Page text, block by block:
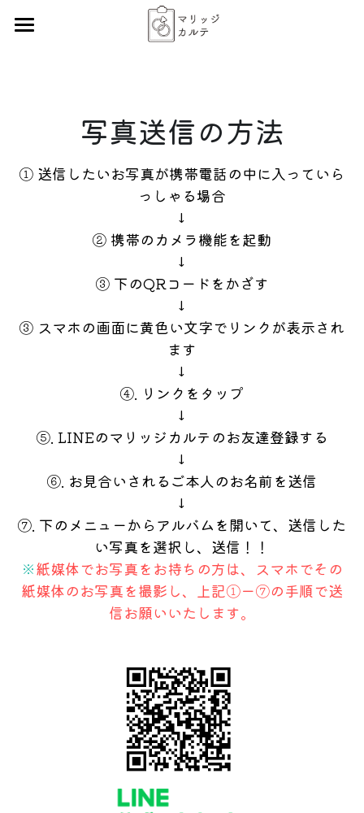
説明会inTokyo
保険医まつり
登録
写真送信の方法
① 送信したいお写真が携帯電話の中に入っていら
っしゃる場合
↓
② 携帯のカメラ機能を起動
↓
③ 下のQRコードをかざす
↓
③ スマホの画面に黄色い文字でリンクが表示され
ます
↓
④. リンクをタップ
↓
⑤. LINEのマリッジカルテのお友達登録する
↓
⑥. お見合いされるご本人のお名前を送信
↓
⑦. 下のメニューからアルバムを開いて、送信した
い写真を選択し、送信！！
※紙媒体でお写真をお持ちの方は、スマホでその
紙媒体のお写真を撮影し、上記①ー⑦の手順で送
信お願いいたします。